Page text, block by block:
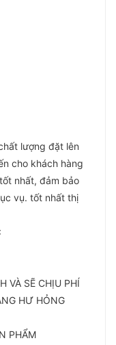
lượng đặt lên
cho khách hàng
nhất, đảm bảo
vụ. tốt nhất thị
VÀ SẼ CHỊU PHÍ
HƯ HỎNG
PHẨM